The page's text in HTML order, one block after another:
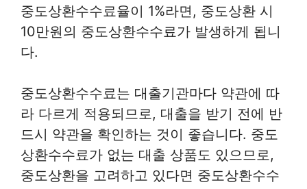
중도상환수수료율이 1%라면, 중도상환 시
10만원의 중도상환수수료가 발생하게 됩니
다.
중도상환수수료는 대출기관마다 약관에 따
라 다르게 적용되므로, 대출을 받기 전에 반
드시 약관을 확인하는 것이 좋습니다. 중도
상환수수료가 없는 대출 상품도 있으므로,
중도상환을 고려하고 있다면 중도상환수수